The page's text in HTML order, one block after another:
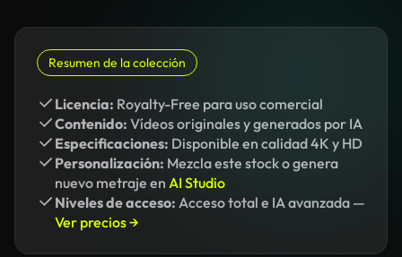
Resumen de la colección
Licencia: Royalty-Free para uso comercial
Contenido: Vídeos originales y generados por IA
Especificaciones: Disponible en calidad 4K y HD
Personalización: Mezcla este stock o genera
nuevo metraje en AI Studio
Niveles de acceso: Acceso total e IA avanzada —
Ver precios →